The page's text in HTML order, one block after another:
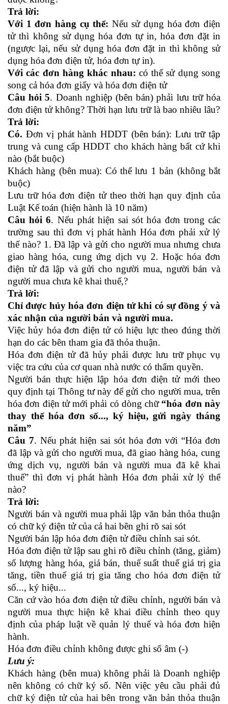
Trả lời:
Với 1 đơn hàng cụ thể: Nếu sử dụng hóa đơn điện
tử thì không sử dụng hóa đơn tự in, hóa đơn đặt in
(ngược lại, nếu sử dụng hóa đơn đặt in thì không sử
dụng hóa đơn điện tử, hóa đơn tự in).
Với các đơn hàng khác nhau: có thể sử dụng song
song cả hóa đơn giấy và hóa đơn điện tử
Câu hỏi 5. Doanh nghiệp (bên bán) phải lưu trữ hóa
đơn điện tử không? Thời hạn lưu trữ là bao nhiêu lâu?
Trả lời:
Có. Đơn vị phát hành HDDT (bên bán): Lưu trữ tập
trung và cung cấp HDDT cho khách hàng bất cứ khi
nào (bắt buộc)
Khách hàng (bên mua): Có thể lưu 1 bản (không bắt
buộc)
Lưu trữ hóa đơn điện tử theo thời hạn quy định của
Luật Kế toán (hiện hành là 10 năm)
Câu hỏi 6. Nếu phát hiện sai sót hóa đơn trong các
trường sau thì đơn vị phát hành Hóa đơn phải xử lý
thế nào? 1. Đã lập và gửi cho người mua nhưng chưa
giao hàng hóa, cung ứng dịch vụ 2. Hoặc hóa đơn
điện tử đã lập và gửi cho người mua, người bán và
người mua chưa kê khai thuế,?
Trả lời:
Chỉ được hủy hóa đơn điện tử khi có sự đồng ý và
xác nhận của người bán và người mua.
Việc hủy hóa đơn điện tử có hiệu lực theo đúng thời
hạn do các bên tham gia đã thỏa thuận.
Hóa đơn điện tử đã hủy phải được lưu trữ phục vụ
việc tra cứu của cơ quan nhà nước có thẩm quyền.
Người bán thực hiện lập hóa đơn điện tử mới theo
quy định tại Thông tư này để gửi cho người mua, trên
hóa đơn điện tử mới phải có dòng chữ “hóa đơn này
thay thế hóa đơn số..., ký hiệu, gửi ngày tháng
năm”
Câu 7. Nếu phát hiện sai sót hóa đơn với “Hóa đơn
đã lập và gửi cho người mua, đã giao hàng hóa, cung
ứng dịch vụ, người bán và người mua đã kê khai
thuế” thì đơn vị phát hành Hóa đơn phải xử lý thế
nào?
Trả lời:
Người bán và người mua phải lập văn bản thỏa thuận
có chữ ký điện tử của cả hai bên ghi rõ sai sót
Người bán lập hóa đơn điện tử điều chỉnh sai sót.
Hóa đơn điện tử lập sau ghi rõ điều chỉnh (tăng, giảm)
số lượng hàng hóa, giá bán, thuế suất thuế giá trị gia
tăng, tiền thuế giá trị gia tăng cho hóa đơn điện tử
số..., ký hiệu...
Căn cứ vào hóa đơn điện tử điều chỉnh, người bán và
người mua thực hiện kê khai điều chỉnh theo quy
định của pháp luật về quản lý thuế và hóa đơn hiện
hành.
Hóa đơn điều chỉnh không được ghi số âm (-)
Lưu ý:
Khách hàng (bên mua) không phải là Doanh nghiệp
nên không có chữ ký số. Nên việc yêu cầu phải đủ
chữ ký điện tử của hai bên trong văn bản thỏa thuận